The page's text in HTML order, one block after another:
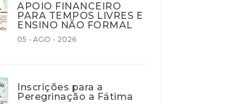
APOIO FINANCEIRO
PARA TEMPOS LIVRES E
ENSINO NÃO FORMAL
05 - AGO - 2026
Inscrições para a
Peregrinação a Fátima